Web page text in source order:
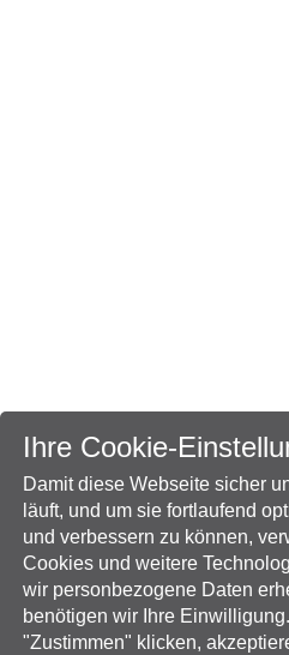
Ihre Cookie-
Damit diese Webseite sicher
läuft, und um sie fortlaufend
und verbessern zu können,
Cookies und weitere
wir personbezogene Daten
benötigen wir Ihre
"Zustimmen" klicken,